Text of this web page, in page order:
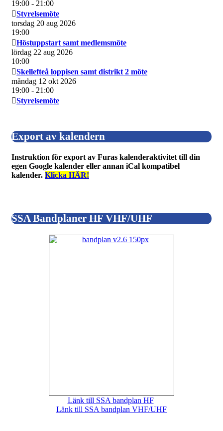
19:00 - 21:00
Styrelsemöte
torsdag 20 aug 2026
19:00
Höstuppstart samt medlemsmöte
lördag 22 aug 2026
10:00
Skellefteå loppisen samt distrikt 2 möte
måndag 12 okt 2026
19:00 - 21:00
Styrelsemöte
Export av kalendern
Instruktion för export av Furas kalenderaktivitet till din
egen Google kalender eller annan iCal kompatibel
kalender. Klicka HÄR!
SSA Bandplaner HF VHF/UHF
Länk till SSA bandplan HF
Länk till SSA bandplan VHF/UHF